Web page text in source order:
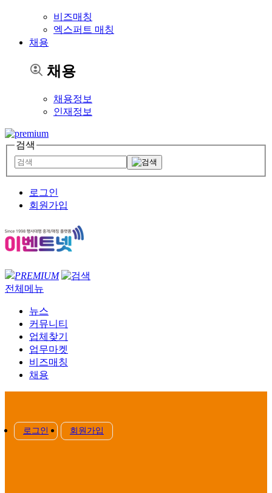
비즈매칭
엑스퍼트 매칭
채용
채용
채용정보
인재정보
검색
로그인
회원가입
PREMIUM
전체메뉴
뉴스
커뮤니티
업체찾기
업무마켓
비즈매칭
채용
로그인 회원가입